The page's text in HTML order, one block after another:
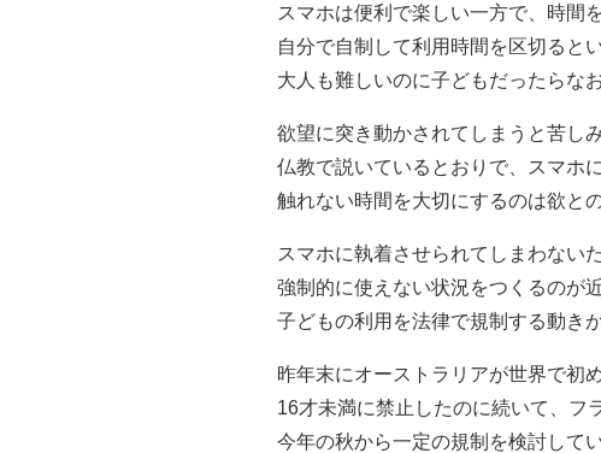
スマホは便利で楽しい一方で、時間
自分で自制して利用時間を区切ると
大人も難しいのに子どもだったらな
欲望に突き動かされてしまうと苦し
仏教で説いているとおりで、スマホ
触れない時間を大切にするのは欲と
スマホに執着させられてしまわない
強制的に使えない状況をつくるのが
子どもの利用を法律で規制する動き
昨年末にオーストラリアが世界で初
16才未満に禁止したのに続いて、フ
今年の秋から一定の規制を検討して